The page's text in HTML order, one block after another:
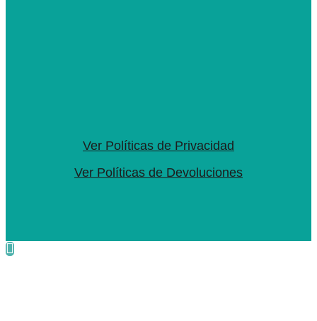
Ver Políticas de Privacidad
Ver Políticas de Devoluciones